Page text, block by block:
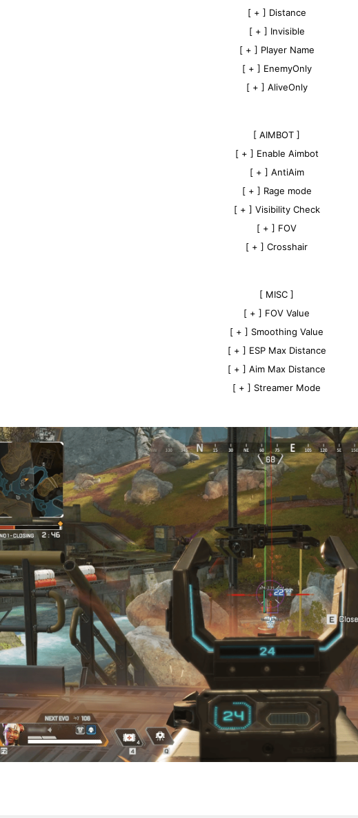
[ + ] Distance
[ + ] Invisible
[ + ] Player Name
[ + ] EnemyOnly
[ + ] AliveOnly
[ AIMBOT ]
[ + ] Enable Aimbot
[ + ] AntiAim
[ + ] Rage mode
[ + ] Visibility Check
[ + ] FOV
[ + ] Crosshair
[ MISC ]
[ + ] FOV Value
[ + ] Smoothing Value
[ + ] ESP Max Distance
[ + ] Aim Max Distance
[ + ] Streamer Mode